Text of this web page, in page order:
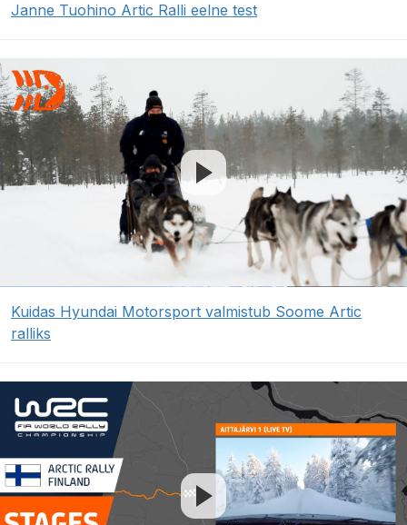
Janne Tuohino Artic Ralli eelne test
Kuidas Hyundai Motorsport valmistub Soome Artic
ralliks